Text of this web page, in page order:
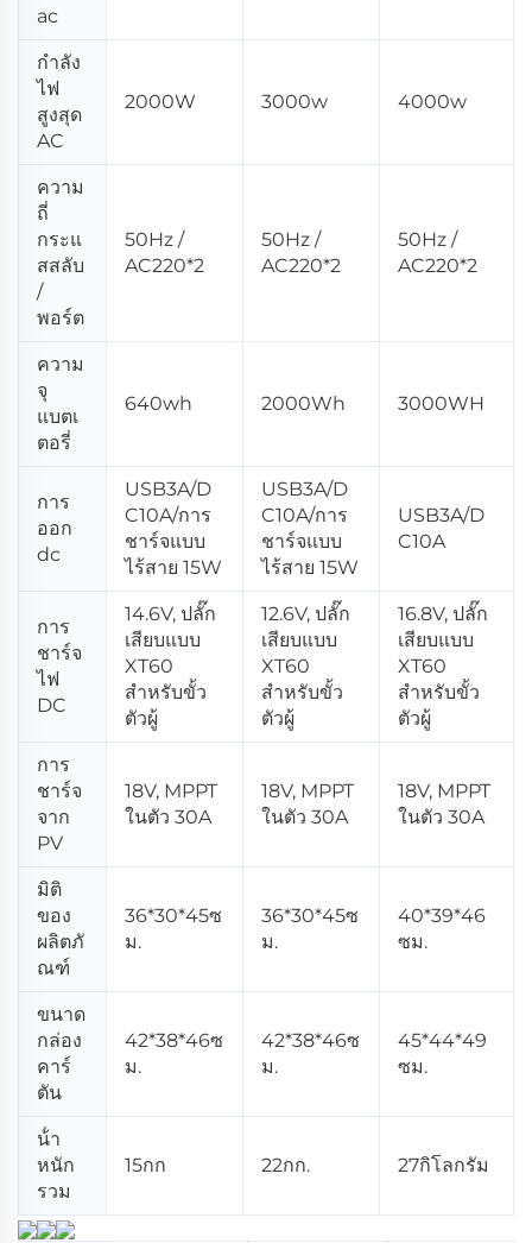
ac
กำลัง
ไฟ
สูงสุด
AC
2000W 3000w 4000w
ความ
ถี่
กระแ
สสลับ
/
พอร์ต
50Hz /
AC220*2
50Hz /
AC220*2
50Hz /
AC220*2
ความ
จุ
แบตเ
ตอรี่
640wh 2000Wh 3000WH
การ
ออก
dc
USB3A/D
C10A/การ
ชาร์จแบบ
ไร้สาย 15W
USB3A/D
C10A/การ
ชาร์จแบบ
ไร้สาย 15W
USB3A/D
C10A
การ
ชาร์จ
ไฟ
DC
14.6V, ปลั๊ก
เสียบแบบ
XT60
สำหรับขั้ว
ตัวผู้
12.6V, ปลั๊ก
เสียบแบบ
XT60
สำหรับขั้ว
ตัวผู้
16.8V, ปลั๊ก
เสียบแบบ
XT60
สำหรับขั้ว
ตัวผู้
การ
ชาร์จ
จาก
PV
18V, MPPT
ในตัว 30A
18V, MPPT
ในตัว 30A
18V, MPPT
ในตัว 30A
มิติ
ของ
ผลิตภั
ณฑ์
36*30*45ซ
ม.
36*30*45ซ
ม.
40*39*46
ซม.
ขนาด
กล่อง
คาร์
ตัน
42*38*46ซ
ม.
42*38*46ซ
ม.
45*44*49
ซม.
น้ํา
หนัก
รวม
15กก 22กก. 27กิโลกรัม